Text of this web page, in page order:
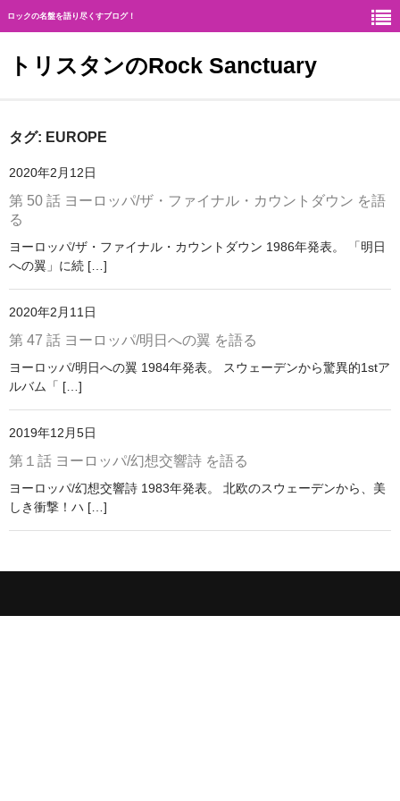
ロックの名盤を語り尽くすブログ！
トリスタンのRock Sanctuary
ハード・ロック
ギタリスト
北欧メタル
メロディアス・ロック
ヘヴィ・メタル
ジャーマン・メタル
アメリカン・メタル
ブリティッシュ・ロック
イタリアン・ロック
ジャパニーズ
メンバー
タグ: EUROPE
2020年2月12日
第 50 話 ヨーロッパ/ザ・ファイナル・カウントダウン を語
る
ヨーロッパ/ザ・ファイナル・カウントダウン 1986年発表。 「明日
への翼」に続 […]
2020年2月11日
第 47 話 ヨーロッパ/明日への翼 を語る
ヨーロッパ/明日への翼 1984年発表。 スウェーデンから驚異的1stア
ルバム「 […]
2019年12月5日
第１話 ヨーロッパ/幻想交響詩 を語る
ヨーロッパ/幻想交響詩 1983年発表。 北欧のスウェーデンから、美
しき衝撃！ハ […]